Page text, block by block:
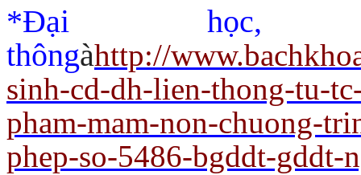
*Đại học,
thôngàhttp://
sinh-cd-dh-lien-thong-tu-
pham-mam-non-chuong-
phep-so-5486-bgddt-gddt-